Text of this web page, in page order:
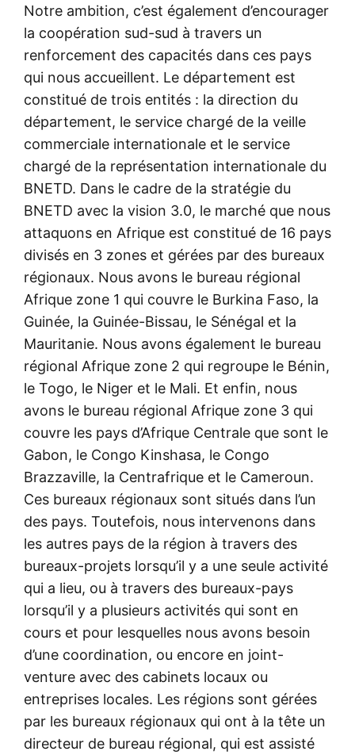
Notre ambition, c’est également d’encourager
la coopération sud-sud à travers un
renforcement des capacités dans ces pays
qui nous accueillent. Le département est
constitué de trois entités : la direction du
département, le service chargé de la veille
commerciale internationale et le service
chargé de la représentation internationale du
BNETD. Dans le cadre de la stratégie du
BNETD avec la vision 3.0, le marché que nous
attaquons en Afrique est constitué de 16 pays
divisés en 3 zones et gérées par des bureaux
régionaux. Nous avons le bureau régional
Afrique zone 1 qui couvre le Burkina Faso, la
Guinée, la Guinée-Bissau, le Sénégal et la
Mauritanie. Nous avons également le bureau
régional Afrique zone 2 qui regroupe le Bénin,
le Togo, le Niger et le Mali. Et enfin, nous
avons le bureau régional Afrique zone 3 qui
couvre les pays d’Afrique Centrale que sont le
Gabon, le Congo Kinshasa, le Congo
Brazzaville, la Centrafrique et le Cameroun.
Ces bureaux régionaux sont situés dans l’un
des pays. Toutefois, nous intervenons dans
les autres pays de la région à travers des
bureaux-projets lorsqu’il y a une seule activité
qui a lieu, ou à travers des bureaux-pays
lorsqu’il y a plusieurs activités qui sont en
cours et pour lesquelles nous avons besoin
d’une coordination, ou encore en joint-
venture avec des cabinets locaux ou
entreprises locales. Les régions sont gérées
par les bureaux régionaux qui ont à la tête un
directeur de bureau régional, qui est assisté